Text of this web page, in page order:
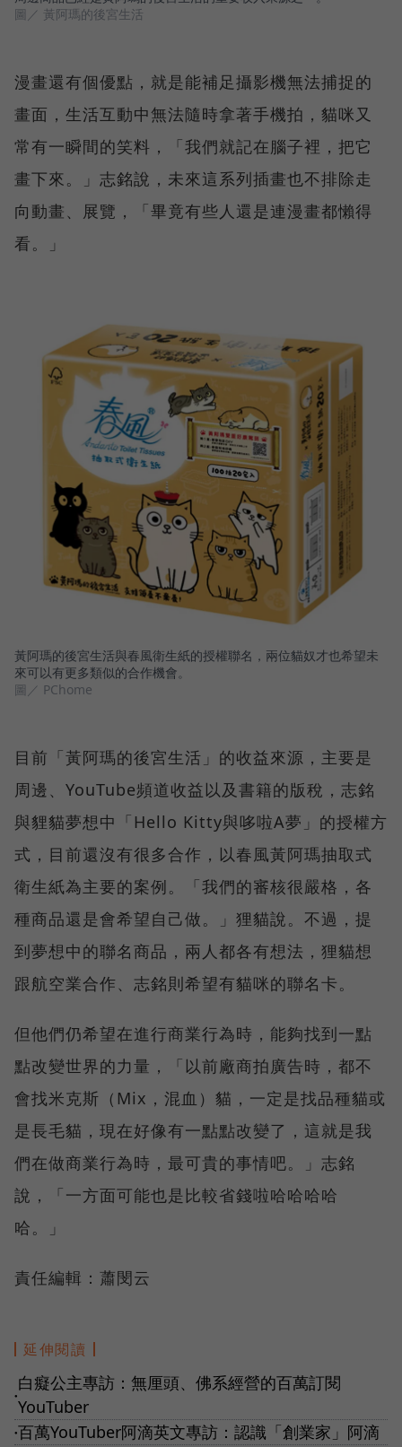
圖／ 黃阿瑪的後宮生活
漫畫還有個優點，就是能補足攝影機無法捕捉的
畫面，生活互動中無法隨時拿著手機拍，貓咪又
常有一瞬間的笑料，「我們就記在腦子裡，把它
畫下來。」志銘說，未來這系列插畫也不排除走
向動畫、展覽，「畢竟有些人還是連漫畫都懶得
看。」
黃阿瑪的後宮生活與春風衛生紙的授權聯名，兩位貓奴才也希望未
來可以有更多類似的合作機會。
圖／ PChome
目前「黃阿瑪的後宮生活」的收益來源，主要是
周邊、YouTube頻道收益以及書籍的版稅，志銘
與貍貓夢想中「Hello Kitty與哆啦A夢」的授權方
式，目前還沒有很多合作，以春風黃阿瑪抽取式
衛生紙為主要的案例。「我們的審核很嚴格，各
種商品還是會希望自己做。」狸貓說。不過，提
到夢想中的聯名商品，兩人都各有想法，狸貓想
跟航空業合作、志銘則希望有貓咪的聯名卡。
但他們仍希望在進行商業行為時，能夠找到一點
點改變世界的力量，「以前廠商拍廣告時，都不
會找米克斯（Mix，混血）貓，一定是找品種貓或
是長毛貓，現在好像有一點點改變了，這就是我
們在做商業行為時，最可貴的事情吧。」志銘
說，「一方面可能也是比較省錢啦哈哈哈哈
哈。」
責任編輯：蕭閔云
延伸閱讀
●
白癡公主專訪：無厘頭、佛系經營的百萬訂閱
YouTuber
●百萬YouTuber阿滴英文專訪：認識「創業家」阿滴